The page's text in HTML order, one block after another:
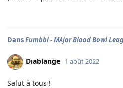
DansFumbbl - MAjor Blood Bowl
Diablange 1 août 2022
Salut à tous !